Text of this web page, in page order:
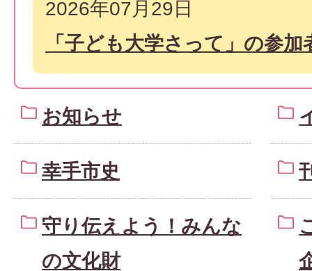
2026年07月29日
「子ども大学さって」の参
お知らせ
幸手市史
守り伝えよう！みんな
の文化財